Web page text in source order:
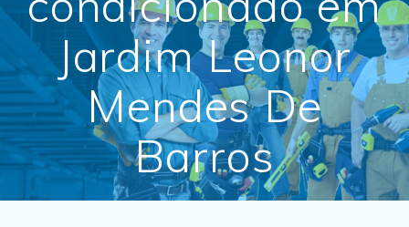
Jardim Leonor
Mendes De
Barros